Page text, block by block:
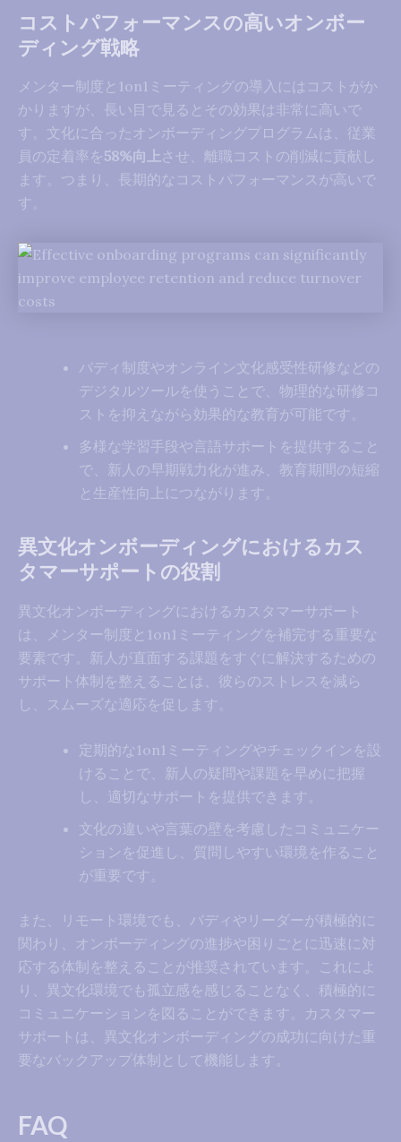
コストパフォーマンスの高いオンボー
ディング戦略
メンター制度と1on1ミーティングの導入にはコストがか
かりますが、長い目で見るとその効果は非常に高いで
す。文化に合ったオンボーディングプログラムは、従業
員の定着率を58%向上させ、離職コストの削減に貢献し
ます。つまり、長期的なコストパフォーマンスが高いで
す。
バディ制度やオンライン文化感受性研修などの
デジタルツールを使うことで、物理的な研修コ
ストを抑えながら効果的な教育が可能です。
多様な学習手段や言語サポートを提供すること
で、新人の早期戦力化が進み、教育期間の短縮
と生産性向上につながります。
異文化オンボーディングにおけるカス
タマーサポートの役割
異文化オンボーディングにおけるカスタマーサポート
は、メンター制度と1on1ミーティングを補完する重要な
要素です。新人が直面する課題をすぐに解決するための
サポート体制を整えることは、彼らのストレスを減ら
し、スムーズな適応を促します。
定期的な1on1ミーティングやチェックインを設
けることで、新人の疑問や課題を早めに把握
し、適切なサポートを提供できます。
文化の違いや言葉の壁を考慮したコミュニケー
ションを促進し、質問しやすい環境を作ること
が重要です。
また、リモート環境でも、バディやリーダーが積極的に
関わり、オンボーディングの進捗や困りごとに迅速に対
応する体制を整えることが推奨されています。これによ
り、異文化環境でも孤立感を感じることなく、積極的に
コミュニケーションを図ることができます。カスタマー
サポートは、異文化オンボーディングの成功に向けた重
要なバックアップ体制として機能します。
FAQ